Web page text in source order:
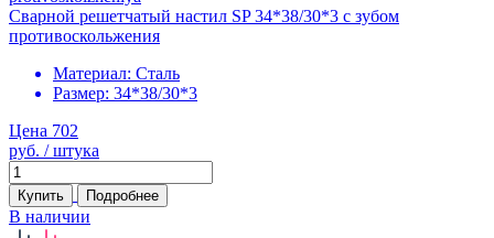
Сварной решетчатый настил SP 34*38/30*3 с зубом
противоскольжения
Материал: Сталь
Размер: 34*38/30*3
Цена 702
руб. / штука
Купить Подробнее
В наличии